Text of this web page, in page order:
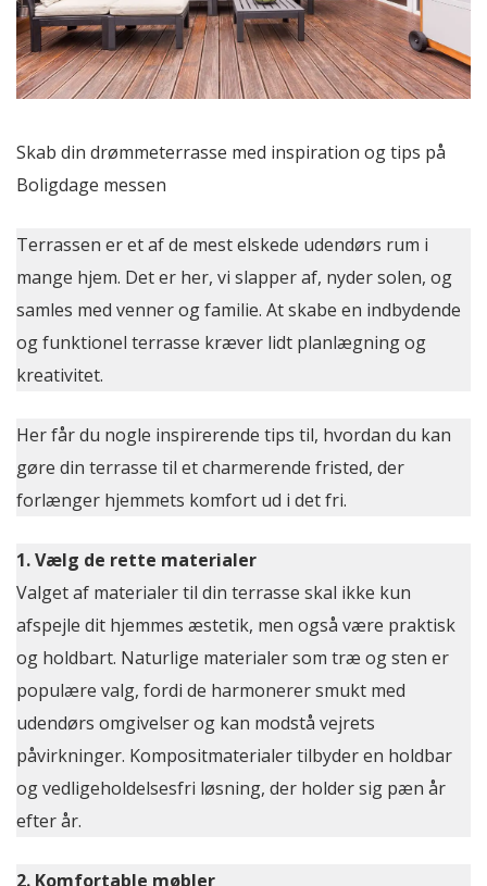
Skab din drømmeterrasse med inspiration og tips på
Boligdage messen
Terrassen er et af de mest elskede udendørs rum i
mange hjem. Det er her, vi slapper af, nyder solen, og
samles med venner og familie. At skabe en indbydende
og funktionel terrasse kræver lidt planlægning og
kreativitet.
Her får du nogle inspirerende tips til, hvordan du kan
gøre din terrasse til et charmerende fristed, der
forlænger hjemmets komfort ud i det fri.
1. Vælg de rette materialer
Valget af materialer til din terrasse skal ikke kun
afspejle dit hjemmes æstetik, men også være praktisk
og holdbart. Naturlige materialer som træ og sten er
populære valg, fordi de harmonerer smukt med
udendørs omgivelser og kan modstå vejrets
påvirkninger. Kompositmaterialer tilbyder en holdbar
og vedligeholdelsesfri løsning, der holder sig pæn år
efter år.
2. Komfortable møbler